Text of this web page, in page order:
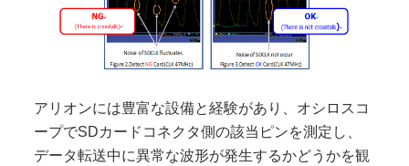
アリオンには豊富な設備と経験があり、オシロスコ
ープでSDカードコネクタ側の該当ピンを測定し、
データ転送中に異常な波形が発生するかどうかを観